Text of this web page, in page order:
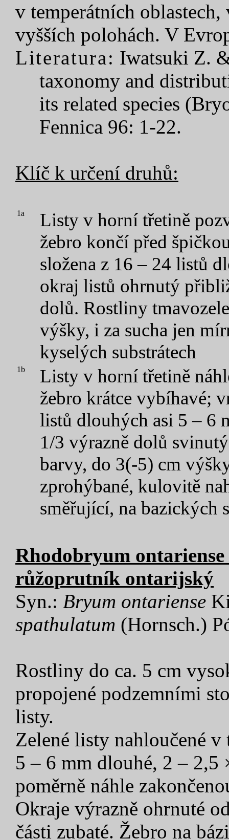
v temperátních
vyšších polohách. V
Literatura: Iwatsuki Z.
taxonomy and
its related species
Fennica 96: 1-22.
Klíč k určení druhů:
1a
Listy v horní třetině
žebro končí před
složena z 16 – 24 listů
okraj listů ohrnutý
dolů. Rostliny
výšky, i za sucha jen
kyselých substrátech
1b
Listy v horní třetině
žebro krátce vybíhavé;
listů dlouhých asi 5 – 6
1/3 výrazně dolů
barvy, do 3(-5) cm
zprohýbané, kulovitě
směřující, na bazických
Rhodobryum
růžoprutník ontarijský
Syn.: Bryum ontariense
spathulatum (Hornsch.)
Rostliny do ca. 5 cm
propojené podzemními
listy.
Zelené listy nahloučené
5 – 6 mm dlouhé, 2 – 2,5
poměrně náhle
Okraje výrazně ohrnuté
části zubaté. Žebro na